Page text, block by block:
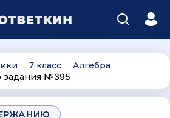
∙ 7 класс ∙ Алгебра ∙
задания №395